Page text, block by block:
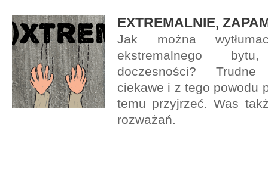
EXTREMALNIE,
Jak można
ekstremalnego
doczesności?
ciekawe i z tego powodu
temu przyjrzeć. Was
rozważań.